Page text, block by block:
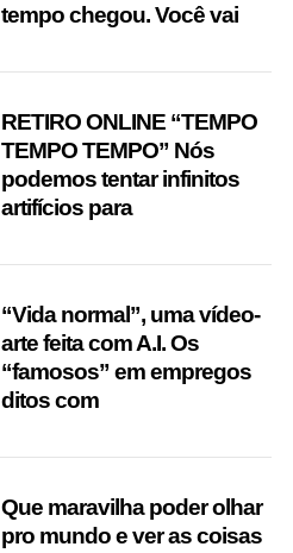
tempo chegou. Você vai
RETIRO ONLINE “TEMPO
TEMPO TEMPO” Nós
podemos tentar infinitos
artifícios para
“Vida normal”, uma vídeo-
arte feita com A.I. Os
“famosos” em empregos
ditos com
Que maravilha poder olhar
pro mundo e ver as coisas